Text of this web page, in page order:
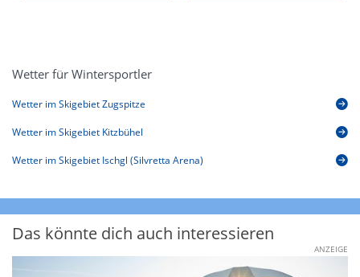
Wetter für Wintersportler
Wetter im Skigebiet Zugspitze
Wetter im Skigebiet Kitzbühel
Wetter im Skigebiet Ischgl (Silvretta Arena)
Das könnte dich auch interessieren
ANZEIGE